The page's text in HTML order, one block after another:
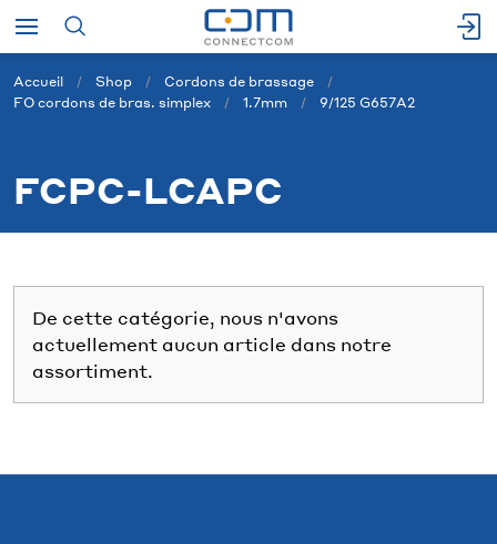
Accueil Shop
Cordons de brassage
FO cordons de bras. simplex
1.7mm 9/125 G657A2
FCPC-LCAPC
De cette catégorie, nous n'avons
actuellement aucun article dans notre
assortiment.